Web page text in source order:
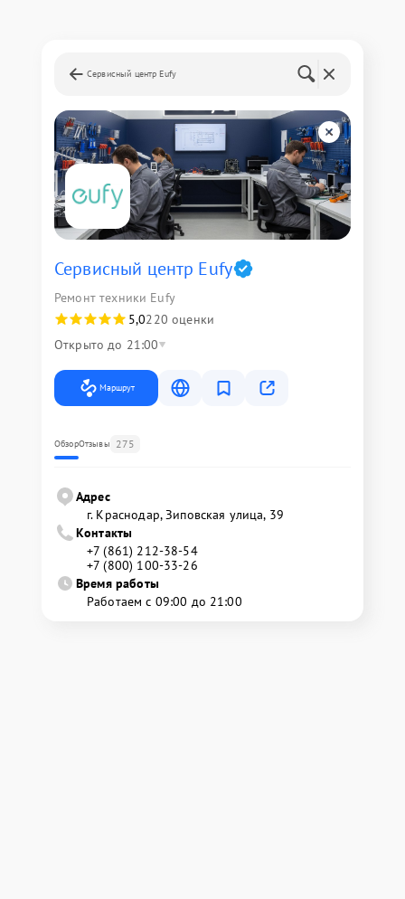
Сервисный центр Eufy
Сервисный центр Eufy
Ремонт техники Eufy
5,0220 оценки
Открыто до 21:00
Маршрут
ОбзорОтзывы 275
Адрес
г. Краснодар, Зиповская улица, 39
Контакты
+7 (861) 212-38-54
+7 (800) 100-33-26
Время работы
Работаем с 09:00 до 21:00